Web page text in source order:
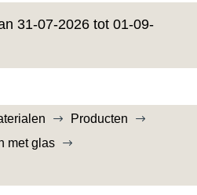
31-07-2026 tot 01-09-
$ Producten $
met glas $